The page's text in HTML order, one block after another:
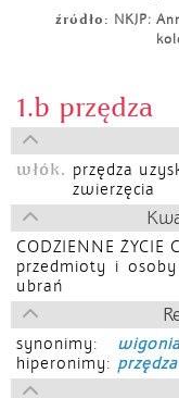
źródło: NKJP:
1.b przędza
włók. przędza
zwierzęcia
CODZIENNE ŻYCIE
przedmioty i
ubrań
synonimy:
hiperonimy: przędza